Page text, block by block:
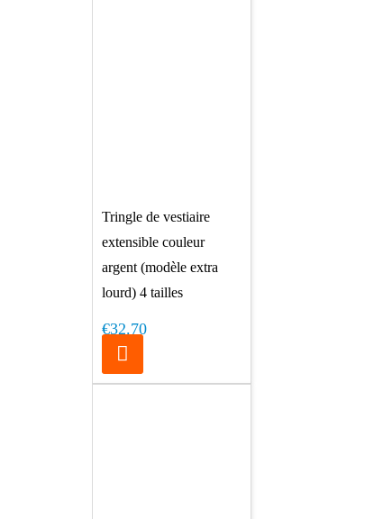
Tringle de vestiaire
extensible couleur
argent (modèle extra
lourd) 4 tailles
€32.70